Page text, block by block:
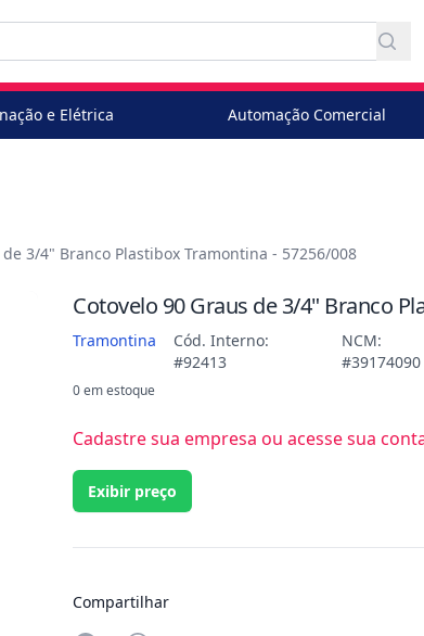
e Elétrica Automação Comercial
de 3/4" Branco Plastibox Tramontina - 57256/008
Cotovelo 90 Graus de 3/4" Branco
Tramontina
Cód. Interno:
#92413
NCM:
#39174090
0 em estoque
Cadastre sua empresa ou acesse sua
Exibir preço
Compartilhar